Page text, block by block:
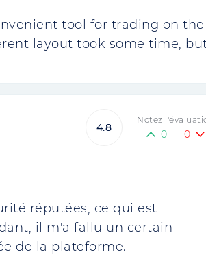
tool for trading on the
layout took some time,
4.8
Notez
0 0
réputées, ce qui est
il m'a fallu un certain
de la plateforme.